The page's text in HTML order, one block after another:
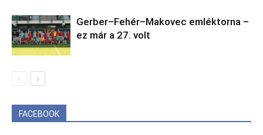
Gerber–Fehér–Makovec emléktorna –
ez már a 27. volt
FACEBOOK